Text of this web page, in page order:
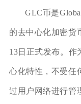
GLC币是
的去中心化加密货
13日正式发布。作
心化特性，不受任
过用户网络进行管